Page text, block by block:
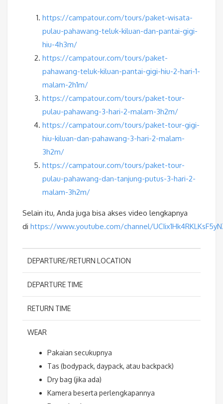
https://campatour.com/tours/paket-wisata-
pulau-pahawang-teluk-kiluan-dan-pantai-gigi-
hiu-4h3m/
https://campatour.com/tours/paket-
pahawang-teluk-kiluan-pantai-gigi-hiu-2-hari-1-
malam-2h1m/
https://campatour.com/tours/paket-tour-
pulau-pahawang-3-hari-2-malam-3h2m/
https://campatour.com/tours/paket-tour-gigi-
hiu-kiluan-dan-pahawang-3-hari-2-malam-
3h2m/
https://campatour.com/tours/paket-tour-
pulau-pahawang-dan-tanjung-putus-3-hari-2-
malam-3h2m/
Selain itu, Anda juga bisa akses video lengkapnya
di https://www.youtube.com/channel/
DEPARTURE/RETURN LOCATION
DEPARTURE TIME
RETURN TIME
WEAR
Pakaian secukupnya
Tas (bodypack, daypack, atau backpack)
Dry bag (jika ada)
Kamera beserta perlengkapannya